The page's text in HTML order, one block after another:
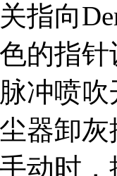
指向
的指
冲喷
卸灰
动时